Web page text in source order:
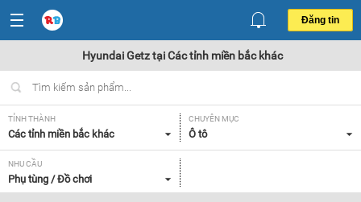
Đăng tin
Hyundai Getz tại Các tỉnh miền bắc khác
TỈNH THÀNH
Các tỉnh miền bắc khác
CHUYÊN MỤC
Ô tô
NHU CẦU
Phụ tùng / Đồ chơi